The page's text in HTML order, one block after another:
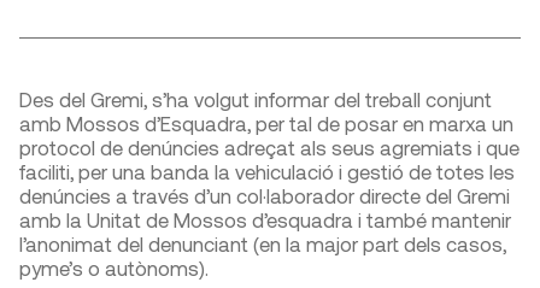
Des del Gremi, s’ha volgut informar del treball conjunt
amb Mossos d’Esquadra, per tal de posar en marxa un
protocol de denúncies adreçat als seus agremiats i que
faciliti, per una banda la vehiculació i gestió de totes les
denúncies a través d’un col·laborador directe del Gremi
amb la Unitat de Mossos d’esquadra i també mantenir
l’anonimat del denunciant (en la major part dels casos,
pyme’s o autònoms).